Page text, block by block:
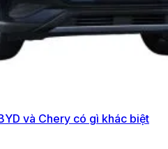
và Chery có gì khác biệt